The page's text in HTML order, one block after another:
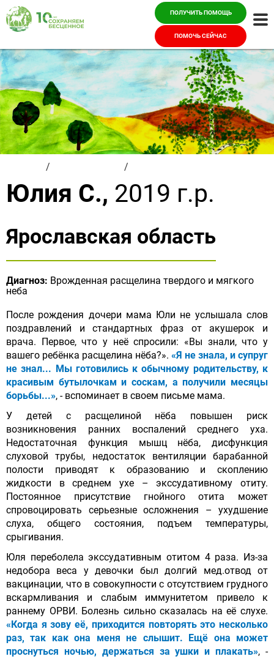
ПОЛУЧИТЬ ПОМОЩЬ
ПОМОЧЬ СЕЙЧАС
/ /
Юлия С., 2019 г.р.
Ярославская область
Диагноз: Врожденная расщелина твердого и мягкого
неба
После рождения дочери мама Юли не услышала слов
поздравлений и стандартных фраз от акушерок и
врача. Первое, что у неё спросили: «Вы знали, что у
вашего ребёнка расщелина нёба?». «Я не знала, и супруг
не знал... Мы готовились к обычному родительству, к
красивым бутылочкам и соскам, а получили месяцы
борьбы...», - вспоминает в своем письме мама.
У детей с расщелиной нёба повышен риск
возникновения ранних воспалений среднего уха.
Недостаточная функция мышц нёба, дисфункция
слуховой трубы, недостаток вентиляции барабанной
полости приводят к образованию и скоплению
жидкости в среднем ухе – экссудативному отиту.
Постоянное присутствие гнойного отита может
спровоцировать серьезные осложнения – ухудшение
слуха, общего состояния, подъем температуры,
срыгивания.
Юля переболела экссудативным отитом 4 раза. Из-за
недобора веса у девочки был долгий мед.отвод от
вакцинации, что в совокупности с отсутствием грудного
вскармливания и слабым иммунитетом привело к
раннему ОРВИ. Болезнь сильно сказалась на её слухе.
«Когда я зову её, приходится повторять это несколько
раз, так как она меня не слышит. Ещё она может
проснуться ночью, держаться за ушки и плакать», -